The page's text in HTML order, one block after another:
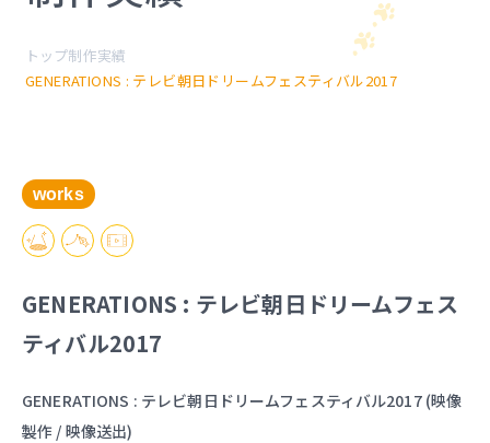
トップ制作実績
GENERATIONS : テレビ朝日ドリームフェスティバル2017
works
GENERATIONS : テレビ朝日ドリームフェス
ティバル2017
GENERATIONS : テレビ朝日ドリームフェスティバル2017 (映像
製作 / 映像送出)